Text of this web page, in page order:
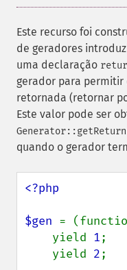
Este recurso foi
de geradores
uma declaração
gerador para permitir
retornada (retornar
Este valor pode ser
quando o gerador
<?php
$gen =
    yield
1;
    yield
2;